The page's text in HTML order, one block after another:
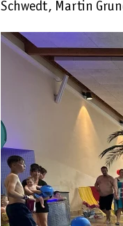
Schwedt, Martin